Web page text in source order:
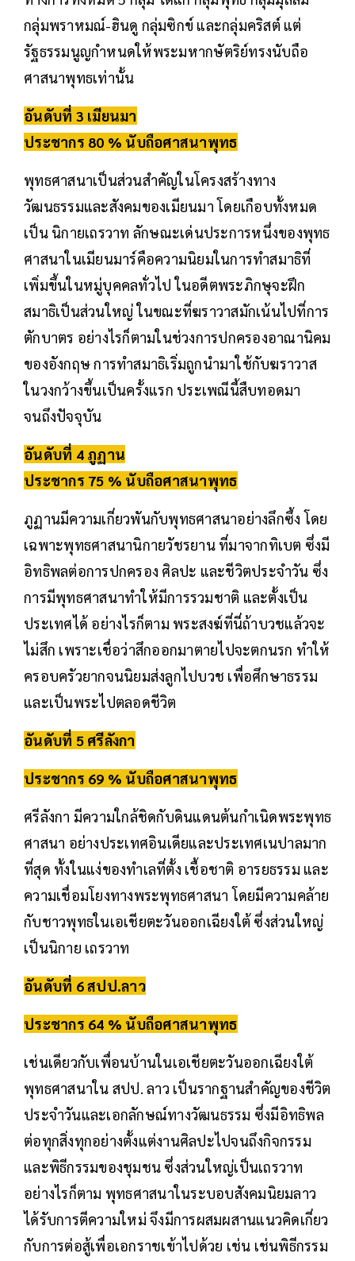
กลุ่มพราหมณ์-ฮินดู กลุ่มซิกข์ และกลุ่มคริสต์ แต่
รัฐธรรมนูญกำหนดให้พระมหากษัตริย์ทรงนับถือ
ศาสนาพุทธเท่านั้น
อันดับที่ 3 เมียนมา
ประชากร 80 % นับถือศาสนาพุทธ
พุทธศาสนาเป็นส่วนสำคัญในโครงสร้างทาง
วัฒนธรรมและสังคมของเมียนมา โดยเกือบทั้งหมด
เป็น นิกายเถรวาท ลักษณะเด่นประการหนึ่งของพุทธ
ศาสนาในเมียนมาร์คือความนิยมในการทำสมาธิที่
เพิ่มขึ้นในหมู่บุคคลทั่วไป ในอดีตพระภิกษุจะฝึก
สมาธิเป็นส่วนใหญ่ ในขณะที่ฆราวาสมักเน้นไปที่การ
ตักบาตร อย่างไรก็ตามในช่วงการปกครองอาณานิคม
ของอังกฤษ การทำสมาธิเริ่มถูกนำมาใช้กับฆราวาส
ในวงกว้างขึ้นเป็นครั้งแรก ประเพณีนี้สืบทอดมา
จนถึงปัจจุบัน
อันดับที่ 4 ภูฏาน
ประชากร 75 % นับถือศาสนาพุทธ
ภูฏานมีความเกี่ยวพันกับพุทธศาสนาอย่างลึกซึ้ง โดย
เฉพาะพุทธศาสนานิกายวัชรยาน ที่มาจากทิเบต ซึ่งมี
อิทธิพลต่อการปกครอง ศิลปะ และชีวิตประจำวัน ซึ่ง
การมีพุทธศาสนาทำให้มีการรวมชาติ และตั้งเป็น
ประเทศได้ อย่างไรก็ตาม พระสงฆ์ที่นี่ถ้าบวชแล้วจะ
ไม่สึก เพราะเชื่อว่าสึกออกมาตายไปจะตกนรก ทำให้
ครอบครัวยากจนนิยมส่งลูกไปบวช เพื่อศึกษาธรรม
และเป็นพระไปตลอดชีวิต
อันดับที่ 5 ศรีลังกา
ประชากร 69 % นับถือศาสนาพุทธ
ศรีลังกา มีความใกล้ชิดกับดินแดนต้นกำเนิดพระพุทธ
ศาสนา อย่างประเทศอินเดียและประเทศเนปาลมาก
ที่สุด ทั้งในแง่ของทำเลที่ตั้ง เชื้อชาติ อารยธรรม และ
ความเชื่อมโยงทางพระพุทธศาสนา โดยมีความคล้าย
กับชาวพุทธในเอเชียตะวันออกเฉียงใต้ ซึ่งส่วนใหญ่
เป็นนิกาย เถรวาท
อันดับที่ 6 สปป.ลาว
ประชากร 64 % นับถือศาสนาพุทธ
เช่นเดียวกับเพื่อนบ้านในเอเชียตะวันออกเฉียงใต้
พุทธศาสนาใน สปป. ลาว เป็นรากฐานสำคัญของชีวิต
ประจำวันและเอกลักษณ์ทางวัฒนธรรม ซึ่งมีอิทธิพล
ต่อทุกสิ่งทุกอย่างตั้งแต่งานศิลปะไปจนถึงกิจกรรม
และพิธีกรรมของชุมชน ซึ่งส่วนใหญ่เป็นเถรวาท
อย่างไรก็ตาม พุทธศาสนาในระบอบสังคมนิยมลาว
ได้รับการตีความใหม่ จึงมีการผสมผสานแนวคิดเกี่ยว
กับการต่อสู้เพื่อเอกราชเข้าไปด้วย เช่น เช่นพิธีกรรม